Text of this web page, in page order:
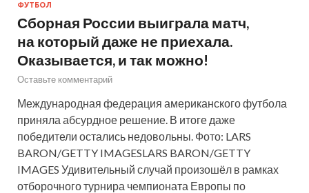
ФУТБОЛ
Сборная России выиграла матч,
на который даже не приехала.
Оказывается, и так можно!
Оставьте комментарий
Международная федерация американского футбола
приняла абсурдное решение. В итоге даже
победители остались недовольны. Фото: LARS
BARON/GETTY IMAGESLARS BARON/GETTY
IMAGES Удивительный случай произошёл в рамках
отборочного турнира чемпионата Европы по